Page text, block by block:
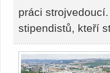
práci
stipendistů, kteří